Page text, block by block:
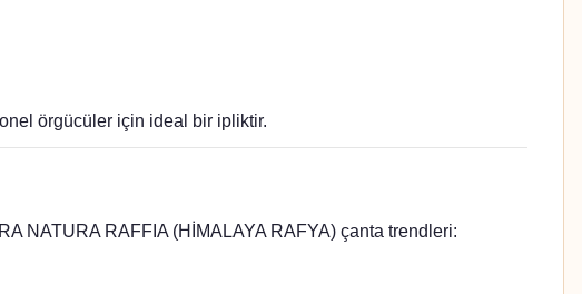
örgücüler için ideal bir ipliktir.
NATURA RAFFIA (HİMALAYA RAFYA) çanta trendleri: